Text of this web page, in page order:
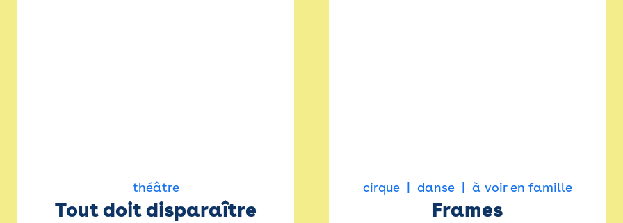
théâtre
Tout doit disparaître
cirque danse à voir en famille
Frames